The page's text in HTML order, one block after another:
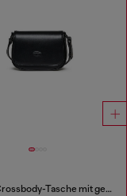
WIRT - Crossbody-Tasche mit geprägtem Oval D Logo